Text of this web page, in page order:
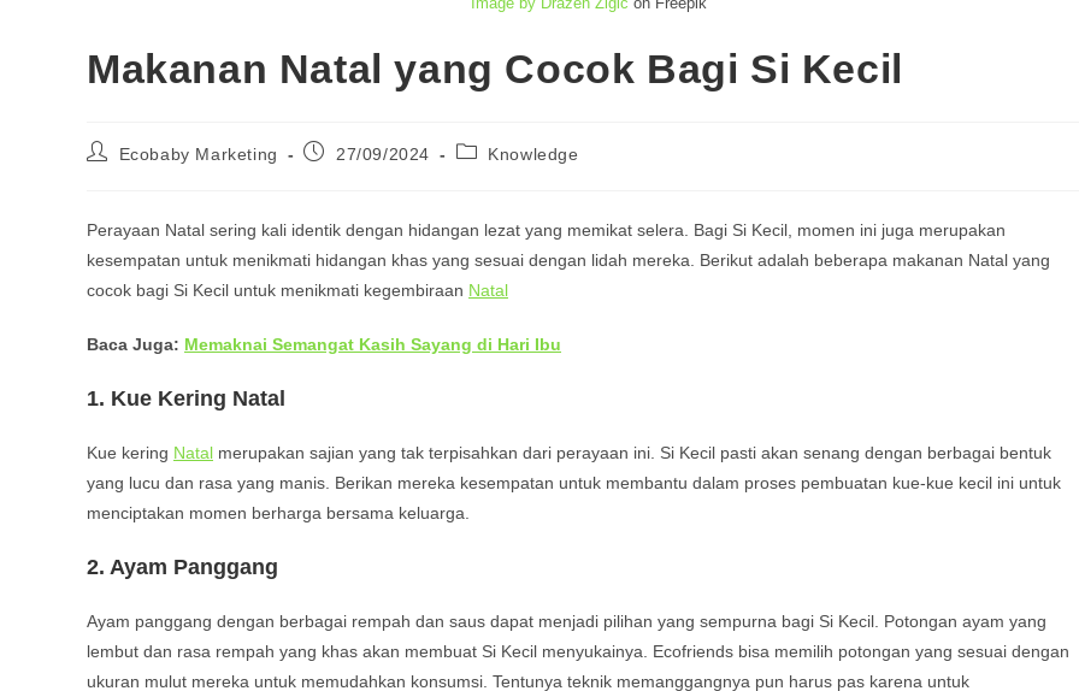
Makanan Natal yang Cocok Bagi Si Kecil
PostEcobaby Marketing
Post27/09/2024
PostKnowledge
Perayaan Natal sering kali identik dengan hidangan lezat yang memikat selera. Bagi Si Kecil, momen ini juga merupakan
kesempatan untuk menikmati hidangan khas yang sesuai dengan lidah mereka. Berikut adalah beberapa makanan Natal yang
cocok bagi Si Kecil untuk menikmati kegembiraan Natal
Baca Juga: Memaknai Semangat Kasih Sayang di Hari Ibu
1. Kue Kering Natal
Kue kering Natal merupakan sajian yang tak terpisahkan dari perayaan ini. Si Kecil pasti akan senang dengan berbagai bentuk
yang lucu dan rasa yang manis. Berikan mereka kesempatan untuk membantu dalam proses pembuatan kue-kue kecil ini untuk
menciptakan momen berharga bersama keluarga.
2. Ayam Panggang
Ayam panggang dengan berbagai rempah dan saus dapat menjadi pilihan yang sempurna bagi Si Kecil. Potongan ayam yang
lembut dan rasa rempah yang khas akan membuat Si Kecil menyukainya. Ecofriends bisa memilih potongan yang sesuai dengan
ukuran mulut mereka untuk memudahkan konsumsi. Tentunya teknik memanggangnya pun harus pas karena untuk